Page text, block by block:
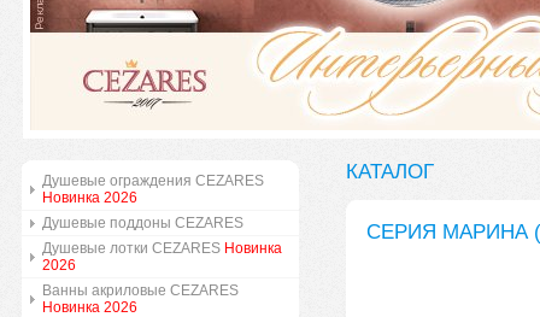
Душевые ограждения CEZARES
Новинка 2026
Душевые поддоны CEZARES
Душевые лотки CEZARES Новинка
2026
Ванны акриловые CEZARES
Новинка 2026
КАТАЛОГ
СЕРИЯ МАРИНА